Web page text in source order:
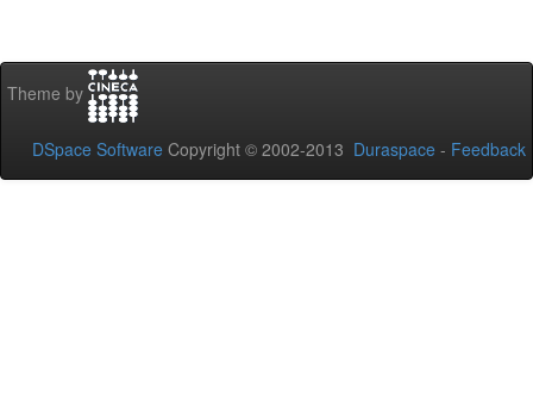
Theme by
DSpace Software Copyright © 2002-2013 Duraspace - Feedback